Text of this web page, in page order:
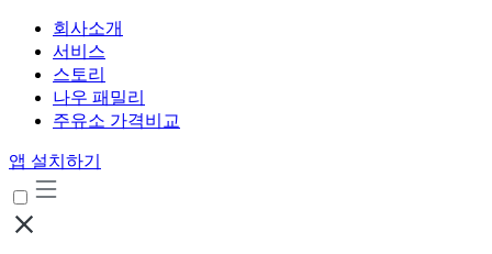
회사소개
서비스
스토리
나우 패밀리
주유소 가격비교
앱 설치하기